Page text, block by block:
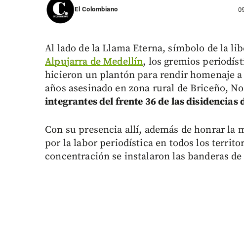
El Colombiano
Al lado de la Llama Eterna, símbolo de la
Alpujarra de Medellín, los gremios
hicieron un plantón para rendir homenaje a
años asesinado en zona rural de Briceño,
integrantes del frente 36 de las disidencias
Con su presencia allí, además de honrar la
por la labor periodística en todos los
concentración se instalaron las banderas